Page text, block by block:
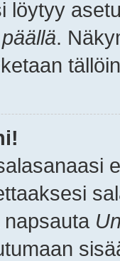
löytyy
päällä.